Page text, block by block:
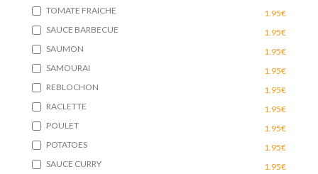
TOMATE FRAICHE
1.95€
SAUCE BARBECUE
1.95€
SAUMON
1.95€
SAMOURAI
1.95€
REBLOCHON
1.95€
RACLETTE
1.95€
POULET
1.95€
POTATOES
1.95€
SAUCE CURRY
1.95€